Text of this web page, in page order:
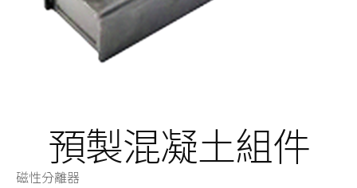
預製混凝土組件
磁性分離器